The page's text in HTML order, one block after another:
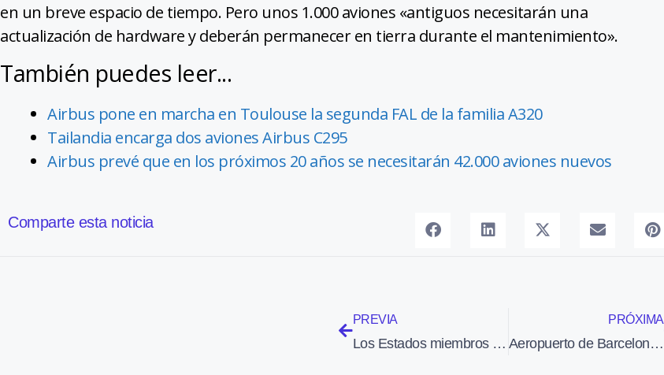
en un breve espacio de tiempo. Pero unos 1.000 aviones «antiguos necesitarán una
actualización de hardware y deberán permanecer en tierra durante el mantenimiento».
También puedes leer...
Airbus pone en marcha en Toulouse la segunda FAL de la familia A320
Tailandia encarga dos aviones Airbus C295
Airbus prevé que en los próximos 20 años se necesitarán 42.000 aviones nuevos
Comparte esta noticia
PREVIA
Los Estados miembros de la ESA acuerdan la mayor contribución en un Consejo Ministerial
PRÓXIMA
Aeropuerto de Barcelona: despegues y aterrizajes de aviones de larga distancia